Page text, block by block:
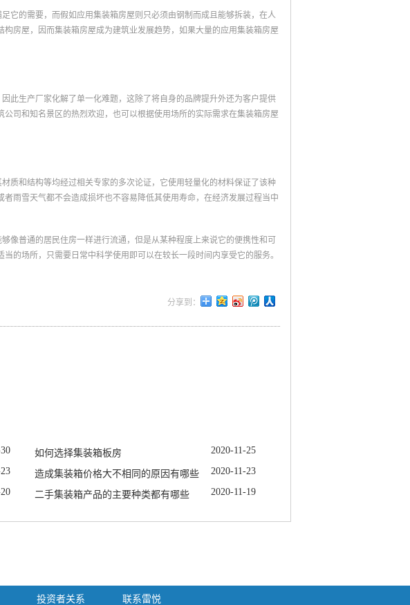
它的需要，而假如应用集装箱房屋则只必须由钢制而成且能够拆装，在人
房屋，因而集装箱房屋成为建筑业发展趋势，如果大量的应用集装箱房屋
此生产厂家化解了单一化难题，这除了将自身的品牌提升外还为客户提供
司和知名景区的热烈欢迎，也可以根据使用场所的实际需求在集装箱房屋
质和结构等均经过相关专家的多次论证，它使用轻量化的材料保证了该种
雨雪天气都不会造成损坏也不容易降低其使用寿命，在经济发展过程当中
像普通的居民住房一样进行流通，但是从某种程度上来说它的便携性和可
的场所，只需要日常中科学使用即可以在较长一段时间内享受它的服务。
30 如何选择集装箱板房 2020-11-25
23 造成集装箱价格大不相同的原因有哪些 2020-11-23
20 二手集装箱产品的主要种类都有哪些 2020-11-19
投资者关系 联系雷悦